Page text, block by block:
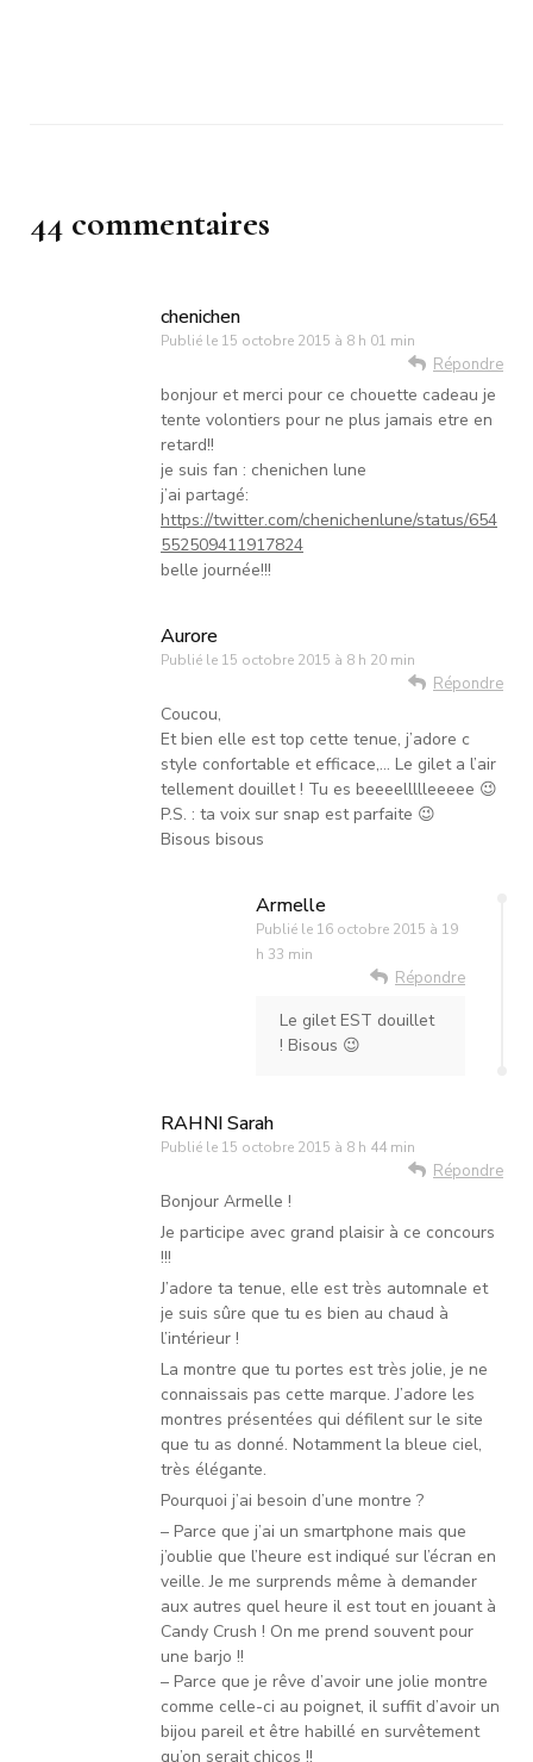
44 commentaires
chenichen
Publié le 15 octobre 2015 à 8 h 01 min
Répondre
bonjour et merci pour ce chouette cadeau je
tente volontiers pour ne plus jamais etre en
retard!!
je suis fan : chenichen lune
j’ai partagé:
https://twitter.com/chenichenlune/status/654
552509411917824
belle journée!!!
Aurore
Publié le 15 octobre 2015 à 8 h 20 min
Répondre
Coucou,
Et bien elle est top cette tenue, j’adore c
style confortable et efficace,… Le gilet a l’air
tellement douillet ! Tu es beeeellllleeeee 😉
P.S. : ta voix sur snap est parfaite 😉
Bisous bisous
Armelle
Publié le 16 octobre 2015 à 19
h 33 min
Répondre
Le gilet EST douillet
! Bisous 😉
RAHNI Sarah
Publié le 15 octobre 2015 à 8 h 44 min
Répondre
Bonjour Armelle !
Je participe avec grand plaisir à ce concours
!!!
J’adore ta tenue, elle est très automnale et
je suis sûre que tu es bien au chaud à
l’intérieur !
La montre que tu portes est très jolie, je ne
connaissais pas cette marque. J’adore les
montres présentées qui défilent sur le site
que tu as donné. Notamment la bleue ciel,
très élégante.
Pourquoi j’ai besoin d’une montre ?
– Parce que j’ai un smartphone mais que
j’oublie que l’heure est indiqué sur l’écran en
veille. Je me surprends même à demander
aux autres quel heure il est tout en jouant à
Candy Crush ! On me prend souvent pour
une barjo !!
– Parce que je rêve d’avoir une jolie montre
comme celle-ci au poignet, il suffit d’avoir un
bijou pareil et être habillé en survêtement
qu’on serait chicos !!